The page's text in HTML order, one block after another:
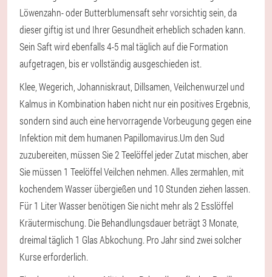
Löwenzahn- oder Butterblumensaft sehr vorsichtig sein, da
dieser giftig ist und Ihrer Gesundheit erheblich schaden kann.
Sein Saft wird ebenfalls 4-5 mal täglich auf die Formation
aufgetragen, bis er vollständig ausgeschieden ist.
Klee, Wegerich, Johanniskraut, Dillsamen, Veilchenwurzel und
Kalmus in Kombination haben nicht nur ein positives Ergebnis,
sondern sind auch eine hervorragende Vorbeugung gegen eine
Infektion mit dem humanen Papillomavirus.Um den Sud
zuzubereiten, müssen Sie 2 Teelöffel jeder Zutat mischen, aber
Sie müssen 1 Teelöffel Veilchen nehmen. Alles zermahlen, mit
kochendem Wasser übergießen und 10 Stunden ziehen lassen.
Für 1 Liter Wasser benötigen Sie nicht mehr als 2 Esslöffel
Kräutermischung. Die Behandlungsdauer beträgt 3 Monate,
dreimal täglich 1 Glas Abkochung. Pro Jahr sind zwei solcher
Kurse erforderlich.